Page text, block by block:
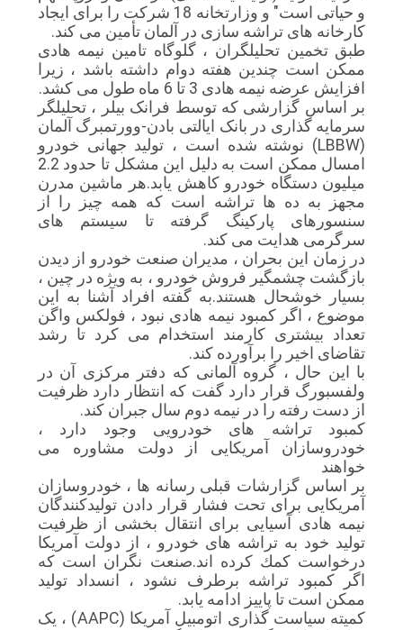
و حیاتی است" و وزارتخانه 18 شرکت را برای ایجاد
کارخانه های تراشه سازی در آلمان تأمین می کند.
طبق تخمین تحلیلگران ، گلوگاه تامین نیمه هادی
ممکن است چندین هفته دوام داشته باشد ، زیرا
افزایش عرضه نیمه هادی 3 تا 6 ماه طول می کشد.
بر اساس گزارشی که توسط فرانک بیلر ، تحلیلگر
سرمایه گذاری در بانک ایالتی بادن-وورتمبرگ آلمان
(LBBW) نوشته شده است ، تولید جهانی خودرو
امسال ممکن است به دلیل این مشکل تا حدود 2.2
میلیون دستگاه خودرو کاهش یابد.هر ماشین مدرن
مجهز به ده ها تراشه است که همه چیز را از
سنسورهای پارکینگ گرفته تا سیستم های
سرگرمی هدایت می کند.
در زمان این بحران ، مدیران صنعت خودرو از دیدن
بازگشت چشمگیر فروش خودرو ، به ویژه در چین ،
بسیار خوشحال هستند.به گفته افراد آشنا به این
موضوع ، اگر کمبود نیمه هادی نبود ، فولکس واگن
تعداد بیشتری کارمند استخدام می کرد تا رشد
تقاضای اخیر را برآورده کند.
با این حال ، گروه آلمانی که دفتر مرکزی آن در
ولفسبورگ قرار دارد گفت که انتظار دارد ظرفیت
از دست رفته را در نیمه دوم سال جبران کند.
کمبود تراشه های خودرویی وجود دارد ،
خودروسازان آمریکایی از دولت مشاوره می
خواهند
بر اساس گزارشات قبلی رسانه ها ، خودروسازان
آمریکایی برای تحت فشار قرار دادن تولیدکنندگان
نیمه هادی آسیایی برای انتقال بخشی از ظرفیت
تولید خود به تراشه های خودرو ، از دولت آمریكا
درخواست كمك كرده اند.صنعت نگران است که
اگر کمبود تراشه برطرف نشود ، انسداد تولید
ممکن است تا پاییز ادامه یابد.
کمیته سیاست گذاری اتومبیل آمریکا (AAPC) ، یک